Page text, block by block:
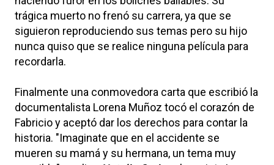
trágica muerto no frenó su carrera, ya que se
siguieron reproduciendo sus temas pero su hijo
nunca quiso que se realice ninguna película para
recordarla.
Finalmente una conmovedora carta que escribió la
documentalista Lorena Muñoz tocó el corazón de
Fabricio y aceptó dar los derechos para contar la
historia. "Imaginate que en el accidente se
mueren su mamá y su hermana, un tema muy